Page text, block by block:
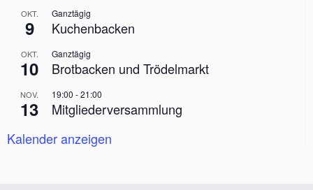
OKT.
9
Ganztägig
Kuchenbacken
OKT.
10
Ganztägig
Brotbacken und Trödelmarkt
NOV.
13
19:00 -21:00
Mitgliederversammlung
Kalender anzeigen